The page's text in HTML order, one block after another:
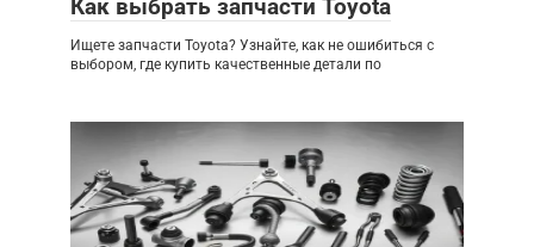
Как выбрать запчасти Toyota
Ищете запчасти Toyota? Узнайте, как не ошибиться с
выбором, где купить качественные детали по